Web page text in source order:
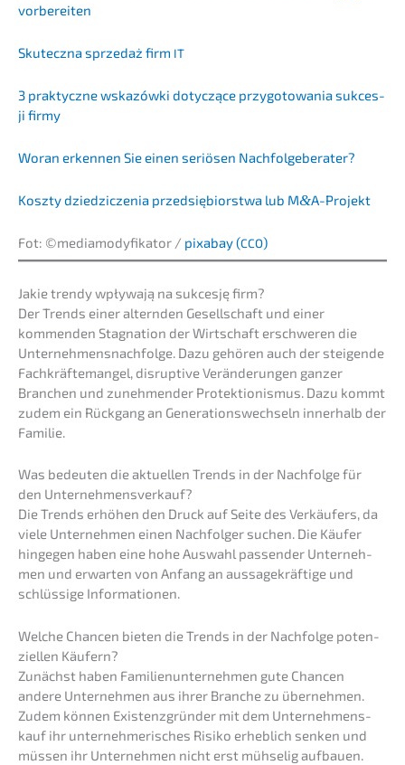
vorbereiten
Skutecz­na sprze­daż firm IT
3 prakty­cz­ne wskazów­ki dotyc­zące przygo­to­wa­nia sukces­
ji firmy
Woran erken­nen Sie einen seriö­sen Nachfolgeberater?
Koszty dzied­zic­ze­nia przedsię­bi­orst­wa lub M&A-Projekt
Fot: ©media­mo­dy­fi­ka­tor / pixabay (CCO)
Jakie trendy wpływa­ją na sukces­ję firm?
Der Trends einer altern­den Gesell­schaft und einer
kommen­den Stagna­ti­on der Wirtschaft erschwe­ren die
Unternehmens­nachfolge. Dazu gehören auch der steigen­de
Fachkräf­te­man­gel, disrup­ti­ve Verän­de­run­gen ganzer
Branchen und zuneh­men­der Protek­tio­nis­mus. Dazu kommt
zudem ein Rückgang an Genera­ti­ons­wech­seln inner­halb der
Familie.
Was bedeu­ten die aktuel­len Trends in der Nachfol­ge für
den Unternehmensverkauf?
Die Trends erhöhen den Druck auf Seite des Verkäu­fers, da
viele Unter­neh­men einen Nachfol­ger suchen. Die Käufer
hinge­gen haben eine hohe Auswahl passen­der Unter­neh­
men und erwar­ten von Anfang an aussa­ge­kräf­ti­ge und
schlüs­si­ge Informationen.
Welche Chancen bieten die Trends in der Nachfol­ge poten­
zi­el­len Käufern?
Zunächst haben Famili­en­un­ter­neh­men gute Chancen
andere Unter­neh­men aus ihrer Branche zu überneh­men.
Zudem können Existenz­grün­der mit dem Unter­nehmens­
kauf ihr unter­neh­me­ri­sches Risiko erheb­lich senken und
müssen ihr Unter­neh­men nicht erst mühse­lig aufbau­en.